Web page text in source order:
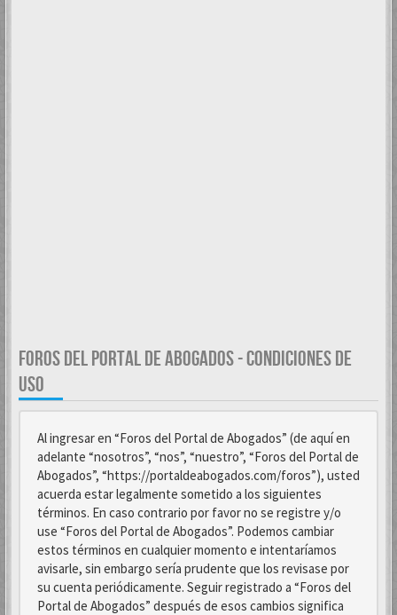
FOROS DEL PORTAL DE ABOGADOS - CONDICIONES DE
USO
Al ingresar en “Foros del Portal de Abogados” (de aquí en
adelante “nosotros”, “nos”, “nuestro”, “Foros del Portal de
Abogados”, “https://portaldeabogados.com/foros”), usted
acuerda estar legalmente sometido a los siguientes
términos. En caso contrario por favor no se registre y/o
use “Foros del Portal de Abogados”. Podemos cambiar
estos términos en cualquier momento e intentaríamos
avisarle, sin embargo sería prudente que los revisase por
su cuenta periódicamente. Seguir registrado a “Foros del
Portal de Abogados” después de esos cambios significa